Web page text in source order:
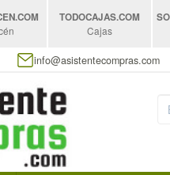
.COM
TODOCAJAS.COM
Cajas
info@asistentecompras.com